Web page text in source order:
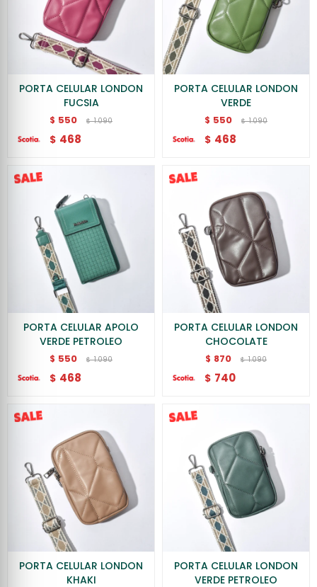
PORTA CELULAR LONDON
FUCSIA
$ 550 $ 1.090
$ 468
PORTA CELULAR LONDON
VERDE
$ 550 $ 1.090
$ 468
PORTA CELULAR APOLO
VERDE PETROLEO
$ 550 $ 1.090
$ 468
PORTA CELULAR LONDON
CHOCOLATE
$ 870 $ 1.090
$ 740
PORTA CELULAR LONDON
KHAKI
PORTA CELULAR LONDON
VERDE PETROLEO